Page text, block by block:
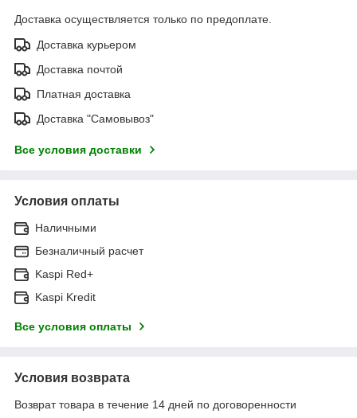
Доставка осуществляется только по предоплате.
Доставка курьером
Доставка почтой
Платная доставка
Доставка "Самовывоз"
Все условия доставки
Условия оплаты
Наличными
Безналичный расчет
Kaspi Red+
Kaspi Kredit
Все условия оплаты
Условия возврата
Возврат товара в течение 14 дней по договоренности